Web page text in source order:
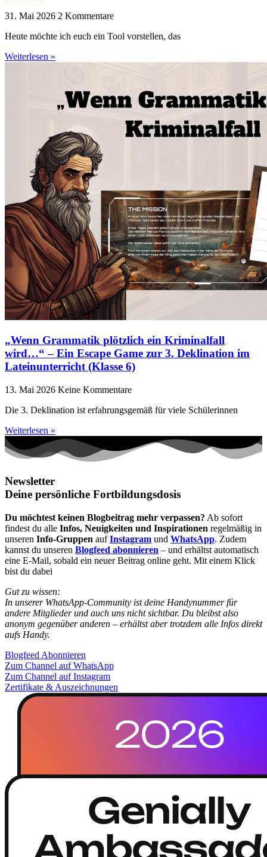
31. Mai 2026 2 Kommentare
Heute möchte ich euch ein Tool vorstellen, das
Weiterlesen »
„Wenn Grammatik plötzlich ein Kriminalfall
wird…“ – Ein Escape Game zur 3. Deklination im
Lateinunterricht (Klasse 6)
13. Mai 2026 Keine Kommentare
Die 3. Deklination ist erfahrungsgemäß für viele Schülerinnen
Weiterlesen »
Newsletter
Deine persönliche Fortbildungsdosis
Du möchtest keinen Blogbeitrag mehr verpassen? Ab sofort
findest du alle Infos, Neuigkeiten und Inspirationen regelmäßig in
unseren Info-Gruppen aufInstagram und WhatsApp. Zudem
kannst du unseren Blogfeed abonnieren – und erhältst automatisch
eine E-Mail, sobald ein neuer Beitrag online geht. Mit einem Klick
bist du dabei
Gut zu wissen:
In unserer WhatsApp-Community ist deine Handynummer für
andere Mitglieder und auch uns nicht sichtbar. Du bleibst also
anonym gegenüber anderen – erhältst aber trotzdem alle Infos direkt
aufs Handy.
Blogfeed Abonnieren
Zum Channel auf WhatsApp
Zum Channel auf Instagram
Zertifikate & Auszeichnungen